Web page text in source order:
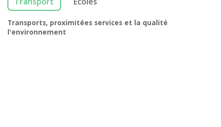
Transports, proximitées services et la qualité
l'environnement